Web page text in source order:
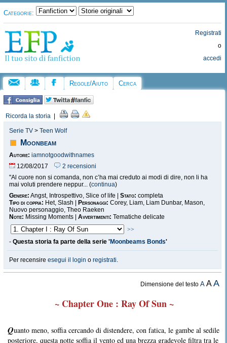
Categorie:
Registrati
o
accedi
Regole/Aiuto Cerca
Ricorda la storia
Serie TV > Teen Wolf
Moonbeam
Autore: iamnotgoodwithnames
12/08/2017
2 recensioni
"Al cuore non si comanda, non c’ha mai creduto ai modi di dire, non li ha
mai voluti prendere neppur... (continua)
Genere: Angst, Introspettivo, Slice of life | Stato: completa
Tipo di coppia: Het, Slash | Personaggi: Corey, Liam, Liam Dunbar, Mason,
Nuovo personaggio, Theo Raeken
Note: Missing Moments | Avvertimenti: Tematiche delicate
>>
- Questa storia fa parte della serie 'Moonbeams Bonds'
Per recensire esegui il login o registrati.
Dimensione del testoA AA
~ Chapter One : Ray Of Sun ~
Quanto meno, soffia cercando di distendere, con fatica, le gambe al sedile
posteriore, questa notte soffia il vento ed una brezza gradevole filtra tra le